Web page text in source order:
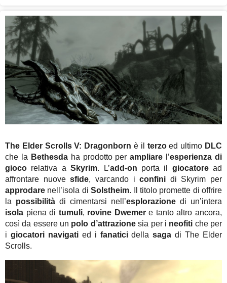
The Elder Scrolls V: Dragonborn è il terzoed ultimo DLC
che la Bethesdaha prodotto perampliare l’esperienza di
gioco relativa aSkyrim. L’add-on porta il giocatoread
affrontare nuovesfide, varcando iconfini di Skyrim per
approdare nell’isola diSolstheim. Il titolo promette di offrire
la possibilità di cimentarsi nell’esplorazione di un’intera
isola piena di tumuli, rovine Dwemere tanto altro ancora,
così da essere un polo d’attrazionesia per i neofiti che per
i giocatori navigatied i fanaticidellasaga di The Elder
Scrolls.